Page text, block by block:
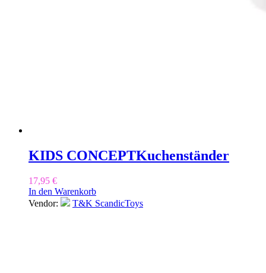
KIDS CONCEPTKuchenständer
17,95 €
In den Warenkorb
Vendor:
T&K ScandicToys